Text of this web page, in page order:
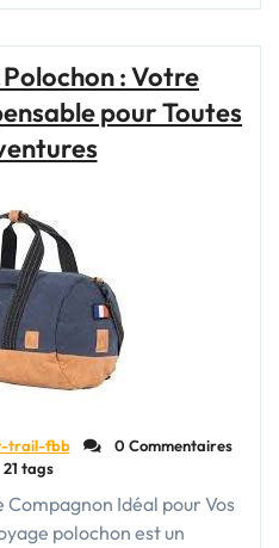
Sécurité
Robustesse
:
La
Valise
Votre
Compagnon
de
Voyage
Fiable"
: Votre
pour Toutes
trail-fbb
0 Commentaires
21 tags
Compagnon Idéal pour Vos
polochon est un